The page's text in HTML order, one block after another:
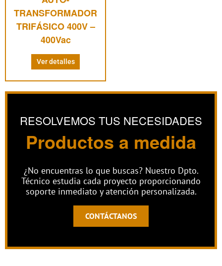
TRANSFORMADOR
TRIFÁSICO 400V –
400Vac
Ver detalles
pueden
en
página
RESOLVEMOS TUS NECESIDADES
Productos a medida
¿No encuentras lo que buscas? Nuestro Dpto.
Técnico estudia cada proyecto proporcionando
soporte inmediato y atención personalizada.
CONTÁCTANOS